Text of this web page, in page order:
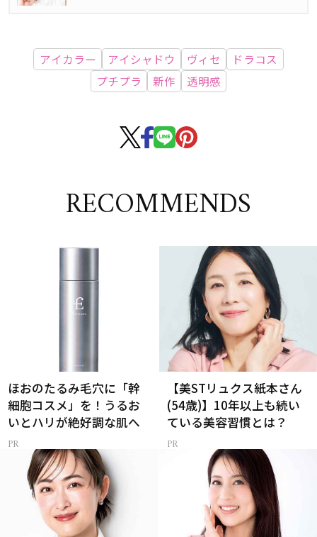
アイカラー アイシャドウ ヴィセ
ドラコス
プチプラ
新作 透明感
RECOMMENDS
ほおのたるみ毛穴に「幹
細胞コスメ」を！うるお
いとハリが絶好調な肌へ
【美STリュクス紙本さん
(54歳)】10年以上も続い
ている美容習慣とは？